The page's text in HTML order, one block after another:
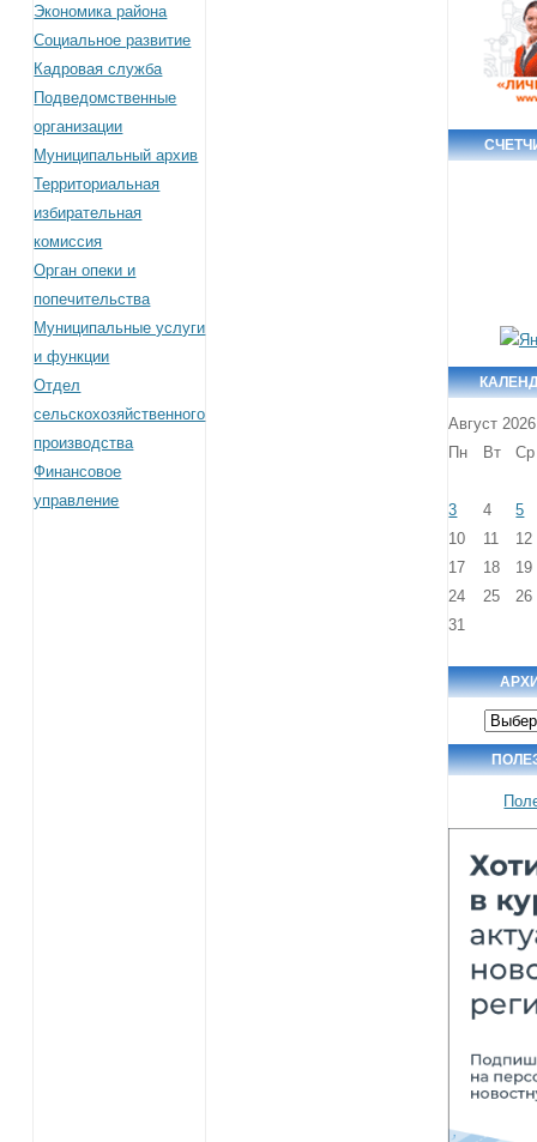
Экономика района
Социальное развитие
Кадровая служба
Подведомственные
организации
Муниципальный архив
Территориальная
избирательная
комиссия
Орган опеки и
попечительства
Муниципальные услуги
и функции
Отдел
сельскохозяйственного
производства
Финансовое
управление
Август 2026
Пн
Вт Ср
3 4
5
10
11
12
17
18
19
24
25
26
31
Архив